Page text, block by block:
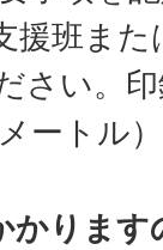
援班ま
さい。
ートル
かりま